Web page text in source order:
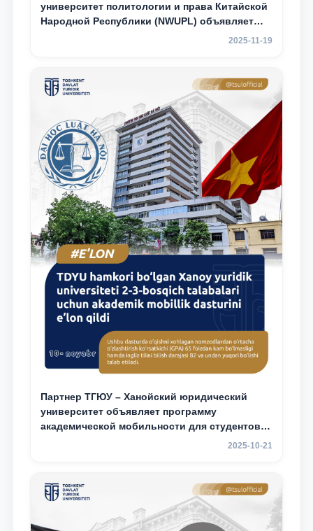
университет политологии и права Китайской
Народной Республики (NWUPL) объявляет
программу академической мобильности для
2025-11-19
Партнер ТГЮУ – Ханойский юридический
университет объявляет программу
академической мобильности для студентов
2025-10-21